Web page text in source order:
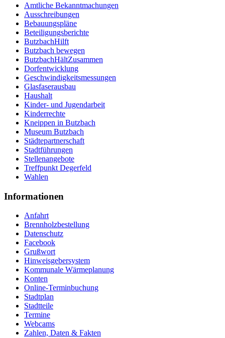
Amtliche Bekanntmachungen
Ausschreibungen
Bebauungspläne
Beteiligungsberichte
ButzbachHilft
Butzbach bewegen
ButzbachHältZusammen
Dorfentwicklung
Geschwindigkeitsmessungen
Glasfaserausbau
Haushalt
Kinder- und Jugendarbeit
Kinderrechte
Kneippen in Butzbach
Museum Butzbach
Städtepartnerschaft
Stadtführungen
Stellenangebote
Treffpunkt Degerfeld
Wahlen
Informationen
Anfahrt
Brennholzbestellung
Datenschutz
Facebook
Grußwort
Hinweisgebersystem
Kommunale Wärmeplanung
Konten
Online-Terminbuchung
Stadtplan
Stadtteile
Termine
Webcams
Zahlen, Daten & Fakten